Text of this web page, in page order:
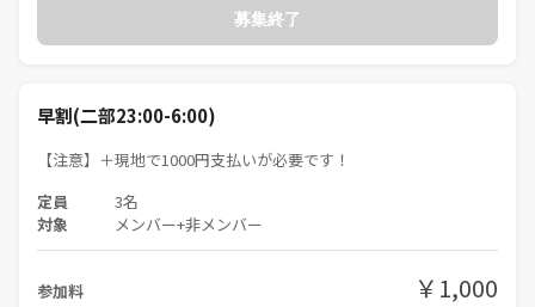
募集終了
早割(二部23:00-6:00)
【注意】＋現地で1000円支払いが必要です！
定員 3名
対象 メンバー+非メンバー
参加料 ￥1,000